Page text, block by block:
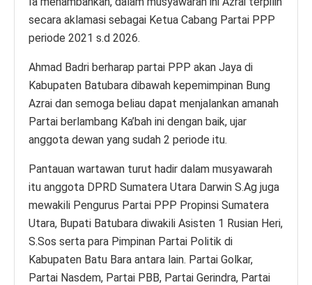
secara aklamasi sebagai Ketua Cabang Partai PPP
periode 2021 s.d 2026.
Ahmad Badri berharap partai PPP akan Jaya di
Kabupaten Batubara dibawah kepemimpinan Bung
Azrai dan semoga beliau dapat menjalankan amanah
Partai berlambang Ka’bah ini dengan baik, ujar
anggota dewan yang sudah 2 periode itu.
Pantauan wartawan turut hadir dalam musyawarah
itu anggota DPRD Sumatera Utara Darwin S.Ag juga
mewakili Pengurus Partai PPP Propinsi Sumatera
Utara, Bupati Batubara diwakili Asisten 1 Rusian Heri,
S.Sos serta para Pimpinan Partai Politik di
Kabupaten Batu Bara antara lain. Partai Golkar,
Partai Nasdem, Partai PBB, Partai Gerindra, Partai